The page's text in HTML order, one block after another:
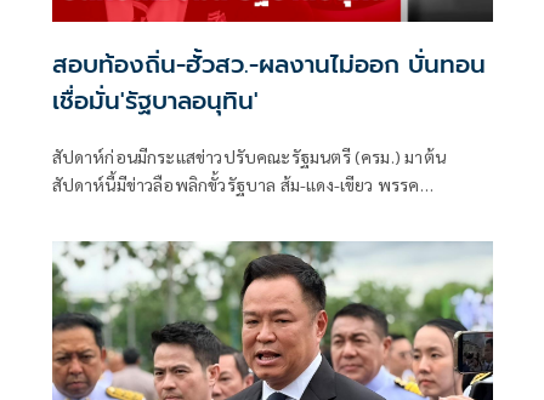
สอบท้องถิ่น-ฮั้วสว.-ผลงานไม่ออก บั่นทอน
เชื่อมั่น'รัฐบาลอนุทิน'
สัปดาห์ก่อนมีกระแสข่าวปรับคณะรัฐมนตรี (ครม.) มาต้น
สัปดาห์นี้มีข่าวลือพลิกขั้วรัฐบาล ส้ม-แดง-เขียว พรรค